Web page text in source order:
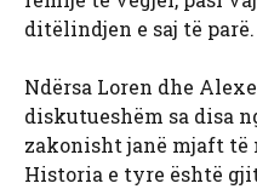
ditëlindjen e saj të parë.
Ndërsa Loren dhe
diskutueshëm sa disa
zakonisht janë mjaft të
Historia e tyre është